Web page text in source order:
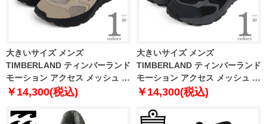
大きいサイズ メンズ
TIMBERLAND ティンバーランド
モーション アクセス メッシュ シ
ューズ MOTION ACCESS MESH
￥14,300(税込)
大きいサイズ メンズ
TIMBERLAND ティンバーランド
モーション アクセス メッシュ シ
ューズ MOTION ACCESS MESH
￥14,300(税込)